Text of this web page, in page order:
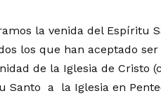
la venida del Espíritu
los que han aceptado
de la Iglesia de Cristo
Santo a la Iglesia en